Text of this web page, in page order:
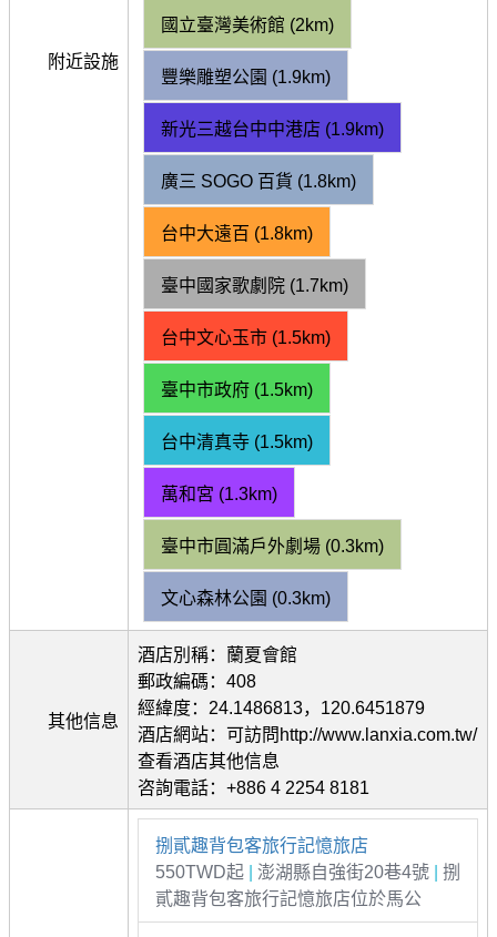
附近設施
國立臺灣美術館 (2km)
豐樂雕塑公園 (1.9km)
新光三越台中中港店 (1.9km)
廣三 SOGO 百貨 (1.8km)
台中大遠百 (1.8km)
臺中國家歌劇院 (1.7km)
台中文心玉市 (1.5km)
臺中市政府 (1.5km)
台中清真寺 (1.5km)
萬和宮 (1.3km)
臺中市圓滿戶外劇場 (0.3km)
文心森林公園 (0.3km)
其他信息
酒店別稱：蘭夏會館
郵政編碼：408
經緯度：24.1486813，120.6451879
酒店網站：可訪問http://www.lanxia.com.tw/
查看酒店其他信息
咨詢電話：+886 4 2254 8181
捌貳趣背包客旅行記憶旅店
550TWD起
澎湖縣自強街20巷4號
捌
貳趣背包客旅行記憶旅店位於馬公